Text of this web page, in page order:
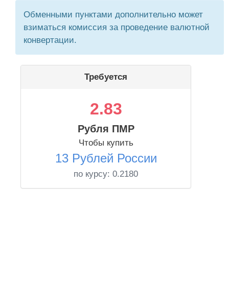
Обменными пунктами дополнительно может
взиматься комиссия за проведение валютной
конвертации.
Требуется
2.83
Рубля ПМР
Чтобы купить
13 Рублей России
по курсу: 0.2180